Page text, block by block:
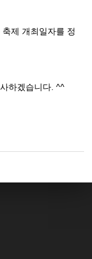
제 개최일자를 정
하겠습니다. ^^